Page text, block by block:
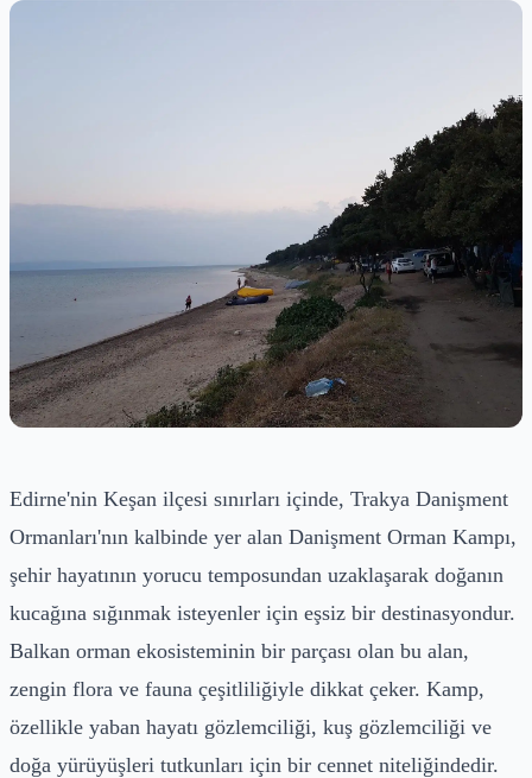
Edirne'nin Keşan ilçesi sınırları içinde, Trakya Danişment
Ormanları'nın kalbinde yer alan Danişment Orman Kampı,
şehir hayatının yorucu temposundan uzaklaşarak doğanın
kucağına sığınmak isteyenler için eşsiz bir destinasyondur.
Balkan orman ekosisteminin bir parçası olan bu alan,
zengin flora ve fauna çeşitliliğiyle dikkat çeker. Kamp,
özellikle yaban hayatı gözlemciliği, kuş gözlemciliği ve
doğa yürüyüşleri tutkunları için bir cennet niteliğindedir.